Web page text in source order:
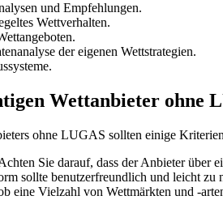
und Empfehlungen.
Wettverhalten.
der eigenen Wettstrategien.
Wettanbieter ohne
ohne LUGAS sollten einige
Sie darauf, dass der Anbieter über
sollte benutzerfreundlich und leicht zu
eine Vielzahl von Wettmärkten und -